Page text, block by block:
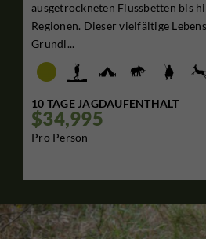
ausgetrockneten Flussbetten bis
Regionen. Dieser vielfältige
Grundl...
10 TAGE JAGDAUFENTHALT
$34,995
Pro Person